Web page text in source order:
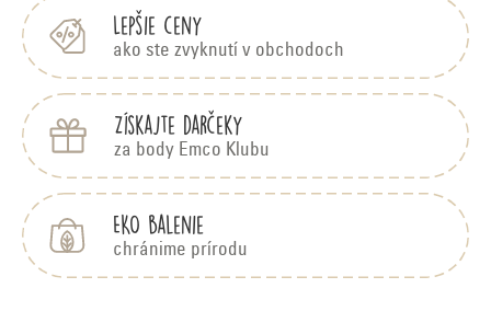
Lepšie ceny
ako ste zvyknutí v obchodoch
Získajte darčeky
za body Emco Klubu
EKO balenie
chránime prírodu